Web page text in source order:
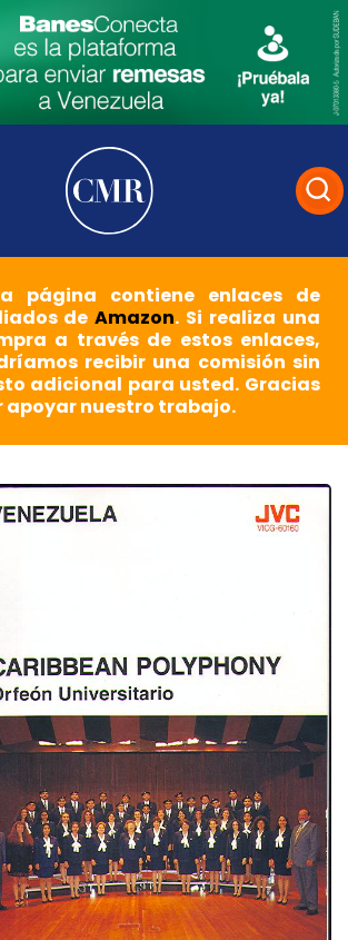
página contiene enlaces de
deAmazon. Si realiza una
a través de estos enlaces,
recibir una comisión sin
adicional para usted. Gracias
apoyar nuestro trabajo.